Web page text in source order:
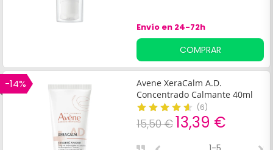
Envío en 24-72h
COMPRAR
-14%
Avene XeraCalm A.D.
Concentrado Calmante 40ml
(6)
15,50 €13,39 €